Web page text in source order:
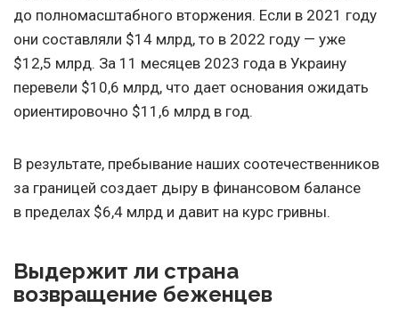
до полномасштабного вторжения. Если в 2021 году
они составляли $14 млрд, то в 2022 году — уже
$12,5 млрд. За 11 месяцев 2023 года в Украину
перевели $10,6 млрд, что дает основания ожидать
ориентировочно $11,6 млрд в год.
В результате, пребывание наших соотечественников
за границей создает дыру в финансовом балансе
в пределах $6,4 млрд и давит на курс гривны.
Выдержит ли страна
возвращение беженцев